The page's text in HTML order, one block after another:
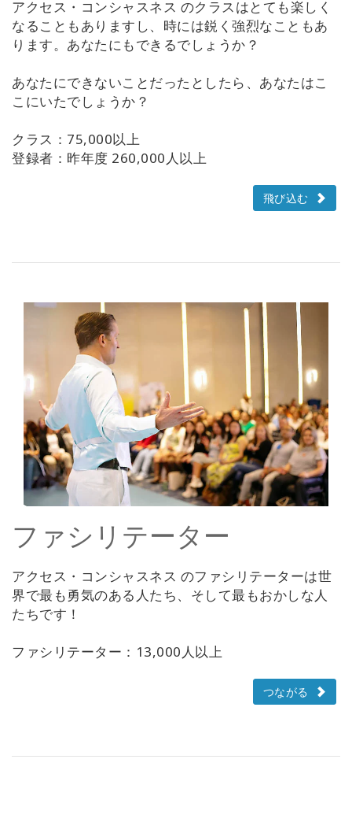
アクセス・コンシャスネス のクラスはとても楽しく
なることもありますし、時には鋭く強烈なこともあ
ります。あなたにもできるでしょうか？
あなたにできないことだったとしたら、あなたはこ
こにいたでしょうか？
クラス：75,000以上
登録者：昨年度 260,000人以上
飛び込む
ファシリテーター
アクセス・コンシャスネス のファシリテーターは世
界で最も勇気のある人たち、そして最もおかしな人
たちです！
ファシリテーター：13,000人以上
つながる